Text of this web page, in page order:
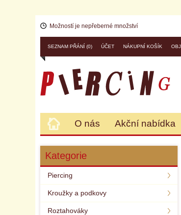
Možností je nepřeberné množství
SEZNAM PŘÁNÍ (0) ÚČET NÁKUPNÍ KOŠÍK
O nás Akční nabídka
Kategorie
Piercing
Kroužky a podkovy
Roztahováky